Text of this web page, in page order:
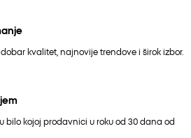
kvalitet, najnovije trendove i širok izbor.
bilo kojoj prodavnici u roku od 30 dana od